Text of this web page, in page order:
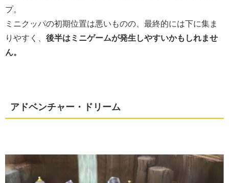
プ。
ミニクッパの初期位置は悪いものの、最終的には下に集ま
りやすく、 後半はミニゲームが発生しやすいかもしれませ
ん。
アドベンチャー・ドリーム